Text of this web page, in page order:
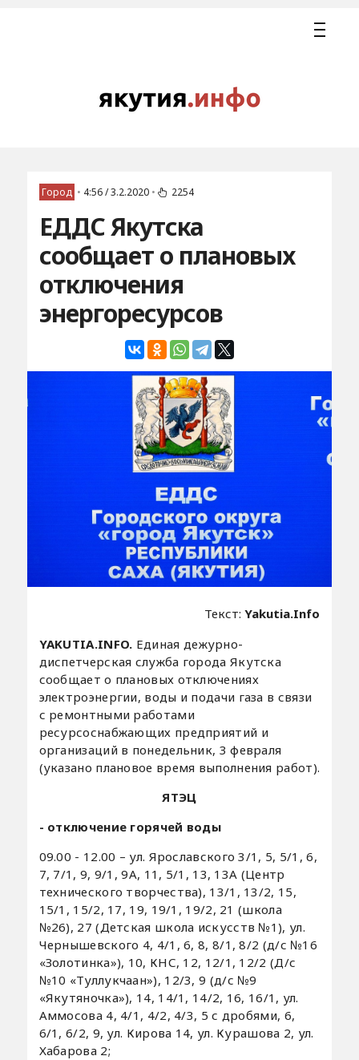
Город • 4:56 / 3.2.2020 • 2254
ЕДДС Якутска
сообщает о плановых
отключения
энергоресурсов
Текст:Yakutia.Info
YAKUTIA.INFO. Единая дежурно-
диспетчерская служба города Якутска
сообщает о плановых отключениях
электроэнергии, воды и подачи газа в связи
с ремонтными работами
ресурсоснабжающих предприятий и
организаций в понедельник, 3 февраля
(указано плановое время выполнения работ).
ЯТЭЦ
- отключение горячей воды
09.00 - 12.00 – ул. Ярославского 3/1, 5, 5/1, 6,
7, 7/1, 9, 9/1, 9А, 11, 5/1, 13, 13А (Центр
технического творчества), 13/1, 13/2, 15,
15/1, 15/2, 17, 19, 19/1, 19/2, 21 (школа
№26), 27 (Детская школа искусств №1), ул.
Чернышевского 4, 4/1, 6, 8, 8/1, 8/2 (д/с №16
«Золотинка»), 10, КНС, 12, 12/1, 12/2 (Д/с
№10 «Туллукчаан»), 12/3, 9 (д/с №9
«Якутяночка»), 14, 14/1, 14/2, 16, 16/1, ул.
Аммосова 4, 4/1, 4/2, 4/3, 5 с дробями, 6,
6/1, 6/2, 9, ул. Кирова 14, ул. Курашова 2, ул.
Хабарова 2;